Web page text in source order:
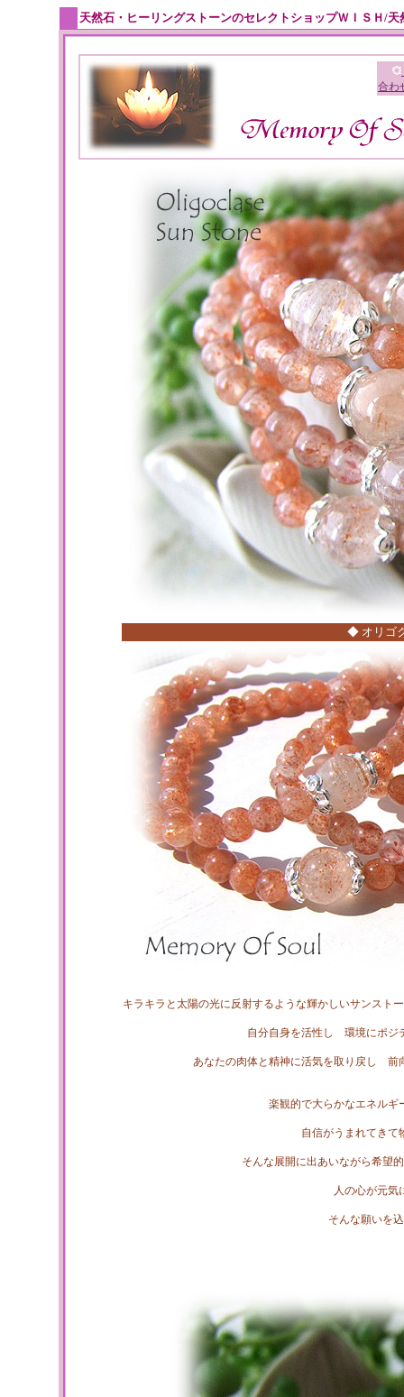
天然石・ヒーリングストーンのセレクトショップＷＩＳＨ/
合わ
◆ オリゴ
キラキラと太陽の光に反射するような輝かしいサンスト
自分自身を活性し 環境にポジ
あなたの肉体と精神に活気を取り戻し 前
楽観的で大らかなエネルギ
自信がうまれてきて
そんな展開に出あいながら希
人の心が元気
そんな願いを